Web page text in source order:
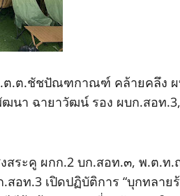
ต.ต.ชัชปัณฑกาณฑ์ คล้ายคลึง
นา ฉายาวัฒน์ รอง ผบก.สอท
สระคู ผกก.2 บก.สอท.๓, พ.ต.
.สอท.3 เปิดปฏิบัติการ “บุกทลา